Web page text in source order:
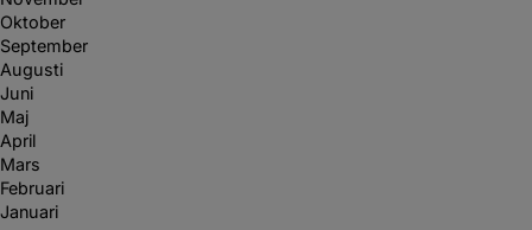
Oktober
September
Augusti
Juni
Maj
April
Mars
Februari
Januari